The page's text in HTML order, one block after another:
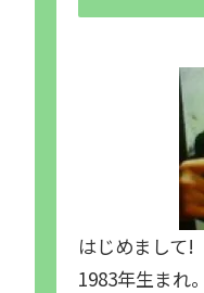
はじめまして!
1983年生まれ